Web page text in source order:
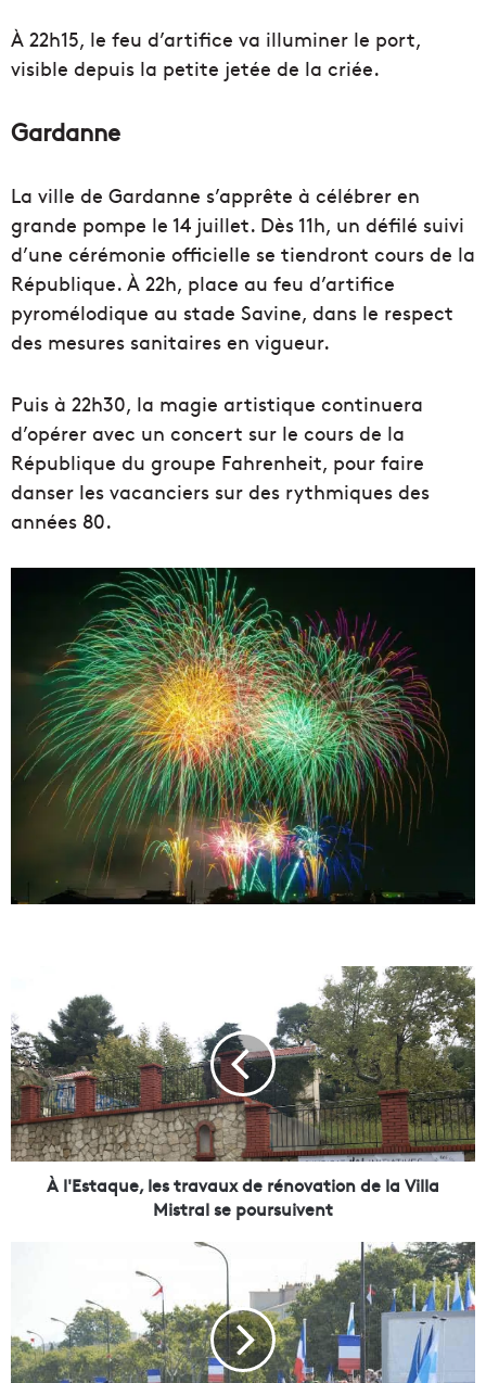
À 22h15, le feu d’artifice va illuminer le port,
visible depuis la petite jetée de la criée.
Gardanne
La ville de Gardanne s’apprête à célébrer en
grande pompe le 14 juillet. Dès 11h, un défilé suivi
d’une cérémonie officielle se tiendront cours de la
République. À 22h, place au feu d’artifice
pyromélodique au stade Savine, dans le respect
des mesures sanitaires en vigueur.
Puis à 22h30, la magie artistique continuera
d’opérer avec un concert sur le cours de la
République du groupe Fahrenheit, pour faire
danser les vacanciers sur des rythmiques des
années 80.
'
E
s
t
a
q
u
a
v
À l'Estaque, les travaux de rénovation de la Villa
Mistral se poursuivent
d
u